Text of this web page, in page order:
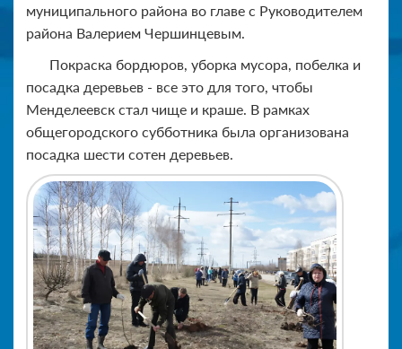
муниципального района во главе с Руководителем
района Валерием Чершинцевым.
Покраска бордюров, уборка мусора, побелка и
посадка деревьев - все это для того, чтобы
Менделеевск стал чище и краше. В рамках
общегородского субботника была организована
посадка шести сотен деревьев.